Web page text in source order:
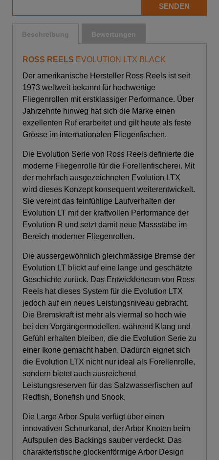
SENDEN
Beschreibung Bewertungen
ROSS REELS EVOLUTION LTX BLACK
Der amerikanische Hersteller Ross Reels ist seit
1973 weltweit bekannt für hochwertige
Fliegenrollen mit erstklassiger Performance. Über
Jahrzehnte hinweg hat sich die Marke einen
exzellenten Ruf erarbeitet und gilt heute als feste
Grösse im internationalen Fliegenfischen.
Die Evolution Serie von Ross Reels definierte die
moderne Fliegenrolle für die Forellenfischerei. Mit
der mehrfach ausgezeichneten Evolution LTX
wird dieses Konzept konsequent weiterentwickelt.
Sie vereint das feinfühlige Laufverhalten der
Evolution LT mit der kraftvollen Performance der
Evolution R und setzt damit neue Massstäbe im
Bereich moderner Fliegenrollen.
Die aussergewöhnlich gleichmässige Bremse der
Evolution LT blickt auf eine lange und geschätzte
Geschichte zurück. Das Entwicklerteam von Ross
Reels hat dieses System für die Evolution LTX
jedoch auf ein neues Leistungsniveau gebracht.
Die Bremskraft ist mehr als viermal so hoch wie
bei den Vorgängermodellen, während Klang und
Gefühl erhalten bleiben, die die Evolution Serie zu
einer Ikone gemacht haben. Dadurch eignet sich
die Evolution LTX nicht nur ideal als Forellenrolle,
sondern bietet auch ausreichend
Leistungsreserven für das Salzwasserfischen auf
Redfish, Bonefish und Snook.
Die Large Arbor Spule verfügt über einen
innovativen Schnurkanal, der Arbor Knoten beim
Aufspulen des Backings sauber verdeckt. Das
charakteristische glockenförmige Arbor Design